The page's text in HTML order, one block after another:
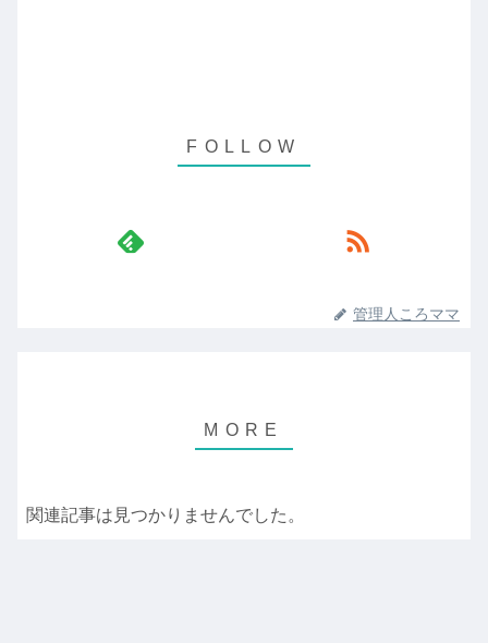
管理人ころママ
関連記事は見つかりませんでした。